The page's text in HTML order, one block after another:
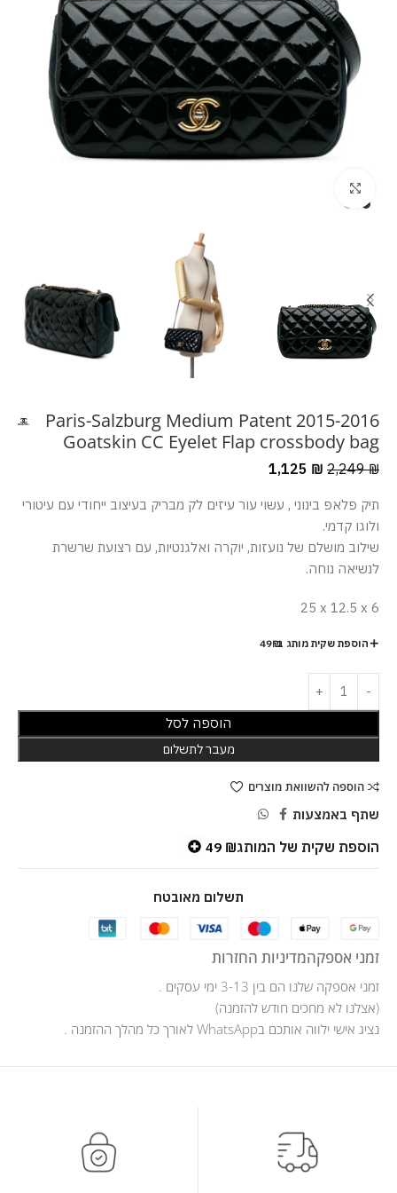
2015-2016 Paris-Salzburg Medium Patent
Goatskin CC Eyelet Flap crossbody bag
2,249₪
1,125 ₪
תיק פלאפ בינוני , עשוי עור עיזים לק מבריק בעיצוב ייחודי עם עיטורי
ולוגו קדמי.
שילוב מושלם של נועזות, יוקרה ואלגנטיות, עם רצועת שרשרת
לנשיאה נוחה.
25 x 12.5 x 6
הוספת שקית מותג ב-49₪
הוספה לסל
מעבר לתשלום
הוספה להשוואת מוצרים
שתף באמצעות
הוספת שקית של המותג 49 ₪
תשלום מאובטח
זמני אספקהמדיניות החזרות
זמני אספקה שלנו הם בין 3-13 ימי עסקים .
(אצלנו לא מחכים חודש להזמנה)
נציג אישי ילווה אותכם בWhatsApp לאורך כל מהלך ההזמנה .